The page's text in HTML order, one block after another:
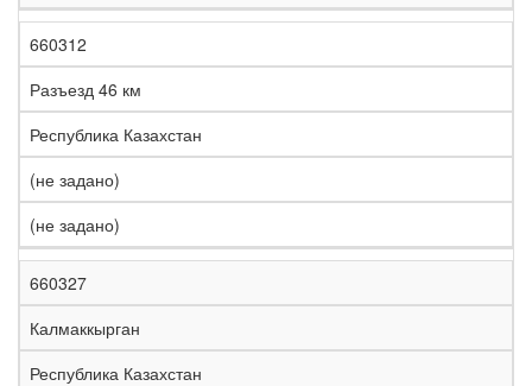
660312
Разъезд 46 км
Республика Казахстан
(не задано)
(не задано)
660327
Калмаккырган
Республика Казахстан